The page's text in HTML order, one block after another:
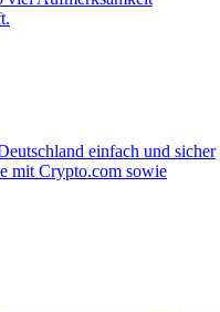
einfach und sicher
mit Crypto.com sowie